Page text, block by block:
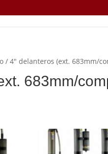
/ 4" delanteros (ext. 683mm/
683mm/